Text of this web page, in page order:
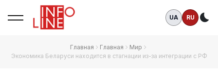
UA RU
Главная Главная
Мир
Экономика Беларуси находится в стагнации из-за интеграции с РФ